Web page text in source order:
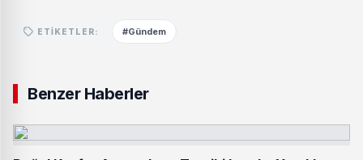
ETIKETLER: #Gündem
Benzer Haberler